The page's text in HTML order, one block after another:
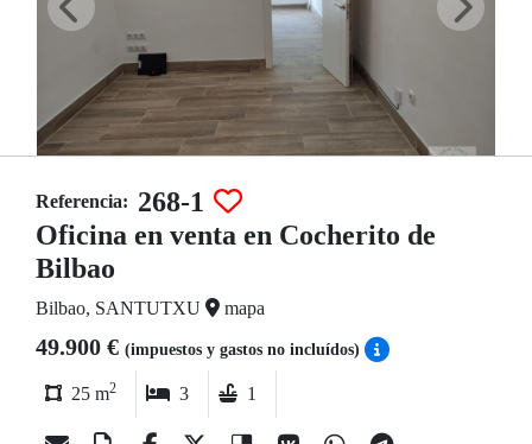
Referencia: 268-1
Oficina en venta en Cocherito de
Bilbao
Bilbao, SANTUTXU mapa
49.900 € (impuestos y gastos no incluídos)
25 m2 3 1